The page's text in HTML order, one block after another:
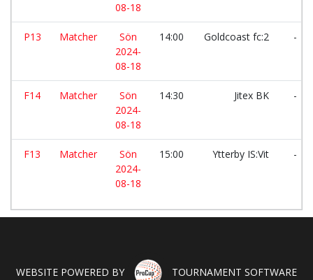
08-18
P13 Matcher
Sön
2024-
08-18
14:00 Goldcoast fc:2 -
F14 Matcher
Sön
2024-
08-18
14:30 Jitex BK -
F13 Matcher
Sön
2024-
08-18
15:00 Ytterby IS:Vit -
WEBSITE POWERED BY TOURNAMENT SOFTWARE